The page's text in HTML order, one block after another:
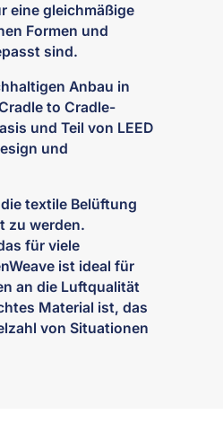
eine gleichmäßige
Formen und
sind.
Anbau in
to Cradle-
und Teil von LEED
und
textile Belüftung
zu werden.
für viele
ist ideal für
an die Luftqualität
Material ist, das
von Situationen